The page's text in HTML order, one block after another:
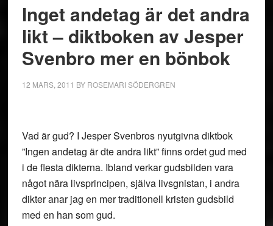
Inget andetag är det andra
likt – diktboken av Jesper
Svenbro mer en bönbok
12 MARS, 2011 BY ROSEMARI SÖDERGREN
Vad är gud? I Jesper Svenbros nyutgivna diktbok
”Ingen andetag är dte andra likt” finns ordet gud med
i de flesta dikterna. Ibland verkar gudsbilden vara
något nära livsprincipen, själva livsgnistan, i andra
dikter anar jag en mer traditionell kristen gudsbild
med en han som gud.